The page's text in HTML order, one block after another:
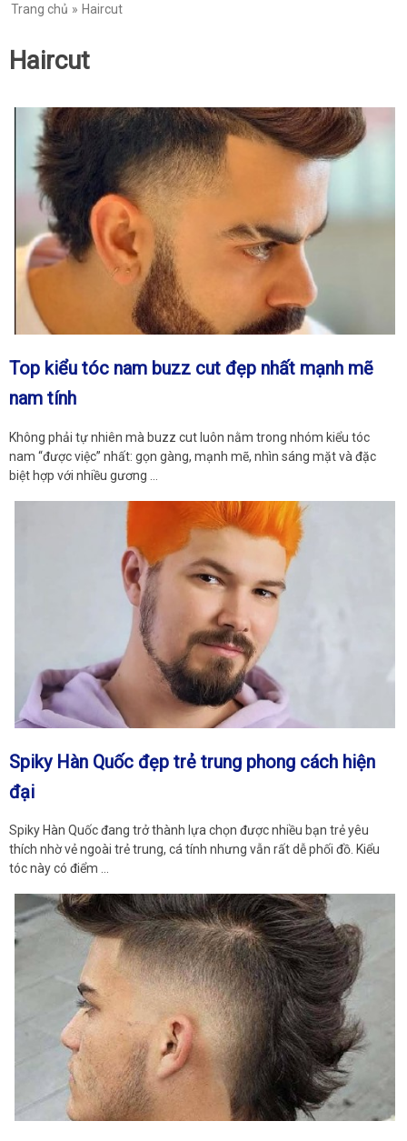
Trang chủ Haircut
Haircut
Top kiểu tóc nam buzz cut đẹp nhất mạnh mẽ
nam tính
Không phải tự nhiên mà buzz cut luôn nằm trong nhóm kiểu tóc
nam “được việc” nhất: gọn gàng, mạnh mẽ, nhìn sáng mặt và đặc
biệt hợp với nhiều gương …
Spiky Hàn Quốc đẹp trẻ trung phong cách hiện
đại
Spiky Hàn Quốc đang trở thành lựa chọn được nhiều bạn trẻ yêu
thích nhờ vẻ ngoài trẻ trung, cá tính nhưng vẫn rất dễ phối đồ. Kiểu
tóc này có điểm …